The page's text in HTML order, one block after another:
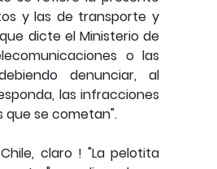
y las de transporte y
dicte el Ministerio de
o las
denunciar, al
las infracciones
se cometan".
claro ! "La pelotita